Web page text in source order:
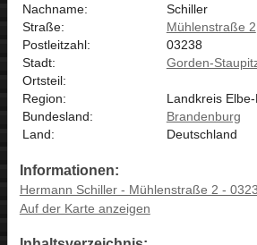
Nachname:
Schiller
Straße:
Mühlenstraße 2
Postleitzahl:
03238
Stadt:
Gorden-
Ortsteil:
Region:
Landkreis
Bundesland:
Brandenburg
Land:
Deutschland
Informationen:
Hermann Schiller - Mühlenstraße 2 -
Auf der Karte anzeigen